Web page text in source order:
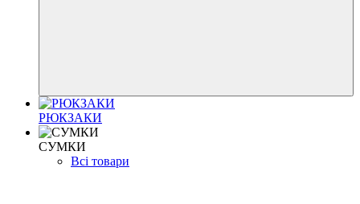
РЮКЗАКИ
СУМКИ
Всі товари